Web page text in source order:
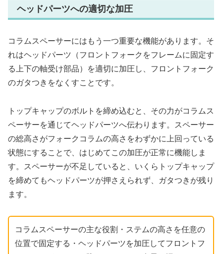
ヘッドパーツへの適切な加圧
コラムスペーサーにはもう一つ重要な機能があります。そ
れはヘッドパーツ（フロントフォークをフレームに固定す
る上下の軸受け部品）を適切に加圧し、フロントフォーク
のガタつきをなくすことです。
トップキャップのボルトを締め込むと、その力がコラムス
ペーサーを通じてヘッドパーツへ伝わります。スペーサー
の総高さがフォークコラムの高さをわずかに上回っている
状態にすることで、はじめてこの加圧が正常に機能しま
す。スペーサーが不足していると、いくらトップキャップ
を締めてもヘッドパーツが押さえられず、ガタつきが残り
ます。
コラムスペーサーの主な役割・ステムの高さを任意の
位置で固定する・ヘッドパーツを加圧してフロントフ